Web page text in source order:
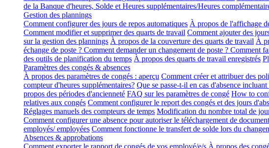
de la Banque d'heures, Solde et Heures supplémentaires/Heures
Gestion des plannings
Comment configurer des jours de repos automatiques À propos de l'affichage
Comment modifier et supprimer des quarts de travail Comment ajouter des
sur la gestion des plannings À propos de la couverture des quarts de travail À
échange de poste ? Comment demander un changement de poste ? Comment
des outils de planification du temps À propos des quarts de travail enregistrés
Paramètres des congés & absences
À propos des paramètres de congés : aperçu Comment créer et attribuer des
compteur d'heures supplémentaires? Que se passe-t-il en cas d'absence
propos des périodes d'ancienneté FAQ sur les paramètres de congé How to
relatives aux congés Comment configurer le report des congés et des jours
Réglages manuels des compteurs de temps Modification du nombre total de
Comment configurer une absence pour autoriser le téléchargement de
employés/ employées Comment fonctionne le transfert de solde lors du
Absences & approbations
Comment exporter le rapport de congés de vos employé/e/s À propos des